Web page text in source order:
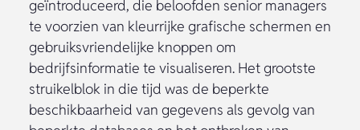
geïntroduceerd, die beloofden senior managers
te voorzien van kleurrijke grafische schermen en
gebruiksvriendelijke knoppen om
bedrijfsinformatie te visualiseren. Het grootste
struikelblok in die tijd was de beperkte
beschikbaarheid van gegevens als gevolg van